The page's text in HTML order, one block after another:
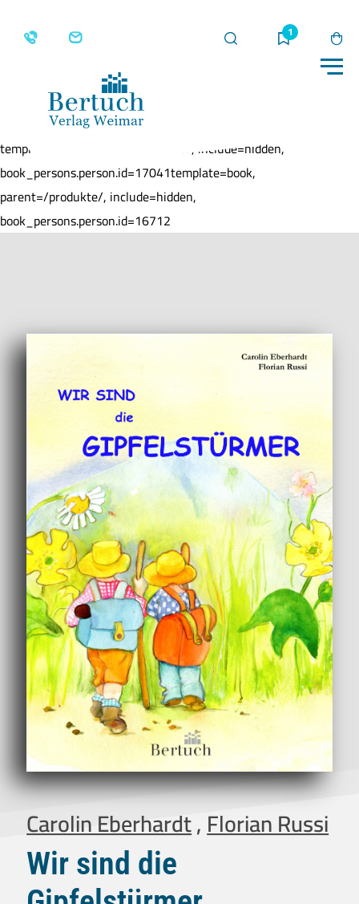
Merkliste
Home Produkte
template=book, parent=/produkte/, include=hidden,
book_persons.person.id=17041template=book,
parent=/produkte/, include=hidden,
book_persons.person.id=16712
Carolin Eberhardt,Florian Russi
Wir sind die